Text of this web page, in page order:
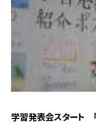
学習発表会スタート